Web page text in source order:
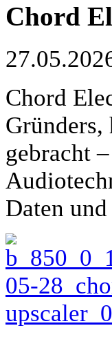
Chord
Chord
gebracht
Daten